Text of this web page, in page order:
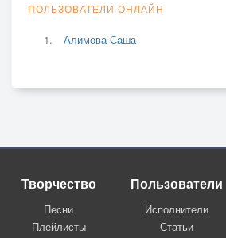
ПОЛЬЗОВАТЕЛИ ОНЛАЙН
Алимова Саша
Творчество
Песни
Плейлисты
Пользователи
Исполнители
Статьи